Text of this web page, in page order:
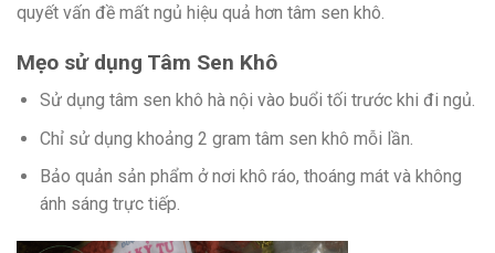
quyết vấn đề mất ngủ hiệu quả hơn tâm sen khô.
Mẹo sử dụng Tâm Sen Khô
Sử dụng tâm sen khô hà nội vào buổi tối trước khi đi ngủ.
Chỉ sử dụng khoảng 2 gram tâm sen khô mỗi lần.
Bảo quản sản phẩm ở nơi khô ráo, thoáng mát và không
ánh sáng trực tiếp.